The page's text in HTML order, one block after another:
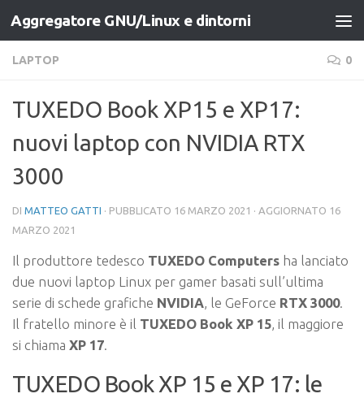
Salta al contenuto
Aggregatore GNU/Linux e dintorni
LAPTOP 0
TUXEDO Book XP15 e XP17:
nuovi laptop con NVIDIA RTX
3000
DI MATTEO GATTI · PUBBLICATO 16 MARZO 2021 · AGGIORNATO 16
MARZO 2021
Il produttore tedesco TUXEDO Computers ha lanciato
due nuovi laptop Linux per gamer basati sull’ultima
serie di schede grafiche NVIDIA, le GeForce RTX 3000.
Il fratello minore è il TUXEDO Book XP 15, il maggiore
si chiama XP 17.
TUXEDO Book XP 15 e XP 17: le